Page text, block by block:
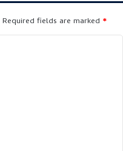
Required fields are marked *